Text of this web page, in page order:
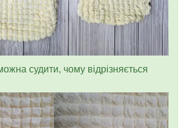
судити, чому відрізняється